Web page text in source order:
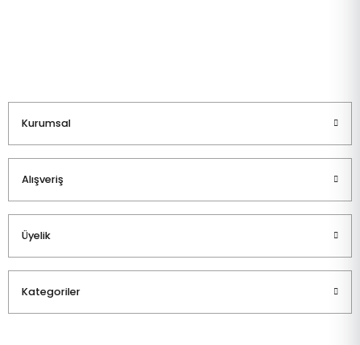
Kurumsal
Alışveriş
Üyelik
Kategoriler